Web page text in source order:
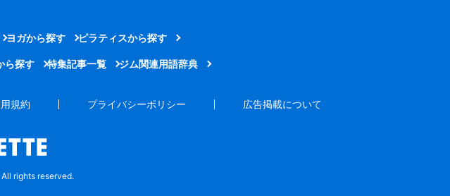
ヨガから探す ピラティスから探す
ら探す 特集記事一覧 ジム関連用語辞典
規約 プライバシーポリシー 広告掲載について
rights reserved.